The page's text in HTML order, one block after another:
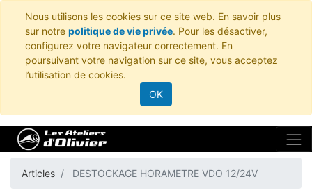
Nous utilisons les cookies sur ce site web. En savoir plus
sur notre politique de vie privée. Pour les désactiver,
configurez votre navigateur correctement. En
poursuivant votre navigation sur ce site, vous acceptez
l’utilisation de cookies.
OK
Articles DESTOCKAGE HORAMETRE VDO 12/24V